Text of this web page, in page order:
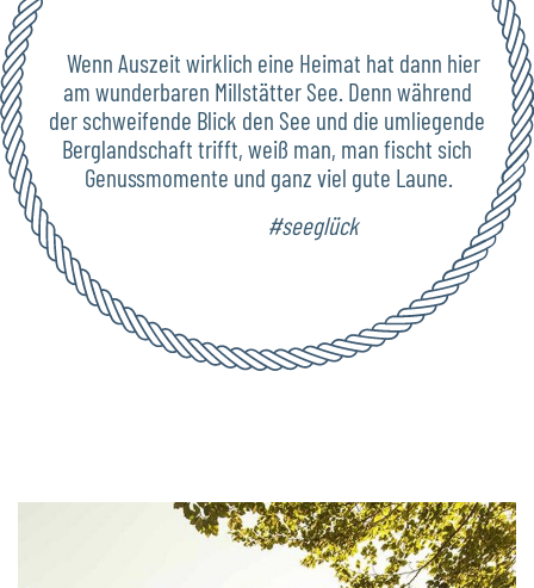
Wenn Auszeit wirklich eine Heimat hat dann hier
am wunderbaren Millstätter See. Denn während
der schweifende Blick den See und die umliegende
Berglandschaft trifft, weiß man, man fischt sich
Genussmomente und ganz viel gute Laune.
#seeglück